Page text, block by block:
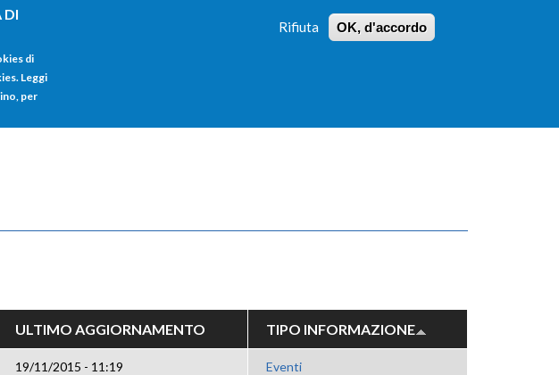
DI
di
Leggi
per
Rifiuta OK, d'accordo
RICERCA
HOME
ULTIMO AGGIORNAMENTO TIPO INFORMAZIONE
19/11/2015 - 11:19 Eventi